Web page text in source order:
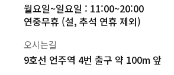
월요일~일요일 : 11:00~20:00
연중무휴 (설, 추석 연휴 제외)
오시는길
9호선 언주역 4번 출구 약 100m 앞